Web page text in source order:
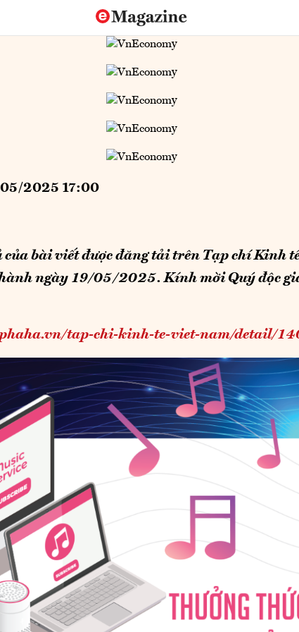
2025 17:00
bài viết được đăng tải trên Tạp chí Kinh
ngày 19/05/2025. Kính mời Quý độc
tap-chi-kinh-te-viet-nam/detail/